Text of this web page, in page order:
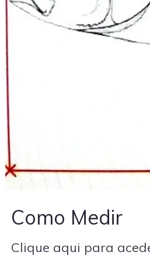
Como Medir
Clique aqui para